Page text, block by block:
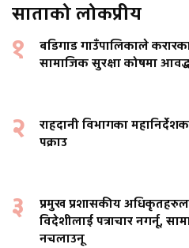
साताको लोकप्रीय
१
बडिगाड गाउँपालिकाले
सामाजिक सुरक्षा कोषमा
२
राहदानी विभागका
पक्राउ
३
प्रमुख प्रशासकीय
विदेशीलाई पत्राचार नगर्नू,
नचलाउनू